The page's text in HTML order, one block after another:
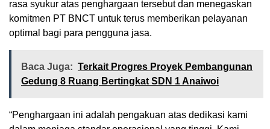
rasa syukur atas penghargaan tersebut dan menegaskan
komitmen PT BNCT untuk terus memberikan pelayanan
optimal bagi para pengguna jasa.
Baca Juga: Terkait Progres Proyek Pembangunan
Gedung 8 Ruang Bertingkat SDN 1 Anaiwoi
“Penghargaan ini adalah pengakuan atas dedikasi kami